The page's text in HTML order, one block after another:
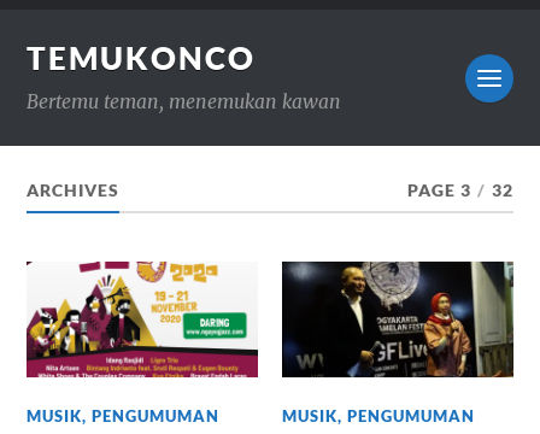
TEMUKONCO
Bertemu teman, menemukan kawan
ARCHIVES PAGE 3 / 32
MUSIK,PENGUMUMAN MUSIK,PENGUMUMAN